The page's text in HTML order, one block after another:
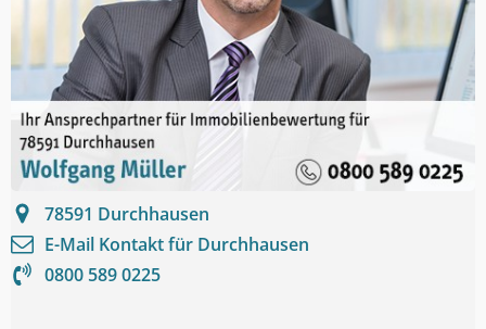
78591 Durchhausen
E-Mail Kontakt für Durchhausen
0800 589 0225